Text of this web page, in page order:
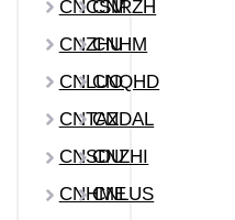
CNCSM
CNRZH
CNZHU
CNHM
CNLUOCNQHD
CNTAZCNDAL
CNSDU
CNZHI
CNHME
CNLUS